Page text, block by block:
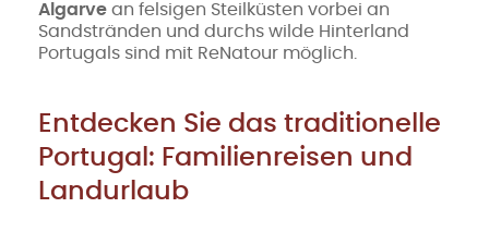
Algarve an felsigen Steilküsten vorbei an
Sandstränden und durchs wilde Hinterland
Portugals sind mit ReNatour möglich.
Entdecken Sie das traditionelle
Portugal: Familienreisen und
Landurlaub